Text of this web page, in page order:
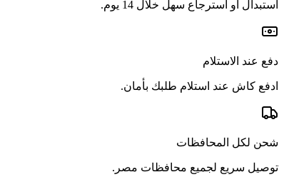
استبدال أو استرجاع سهل خلال 14 يوم.
دفع عند الاستلام
ادفع كاش عند استلام طلبك بأمان.
شحن لكل المحافظات
توصيل سريع لجميع محافظات مصر.